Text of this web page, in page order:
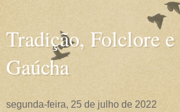
Tradição, Folclore
Gaúcha
segunda-feira, 25 de julho de 2022